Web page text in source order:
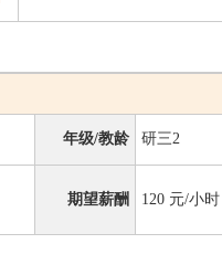
年级/教龄 研三2
期望薪酬 120 元/小时